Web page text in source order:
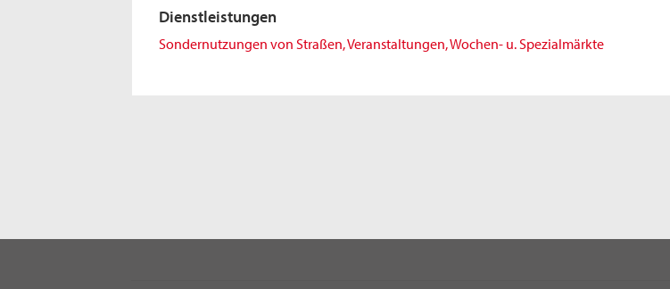
Dienstleistungen
Sondernutzungen von Straßen, Veranstaltungen, Wochen- u. Spezialmärkte